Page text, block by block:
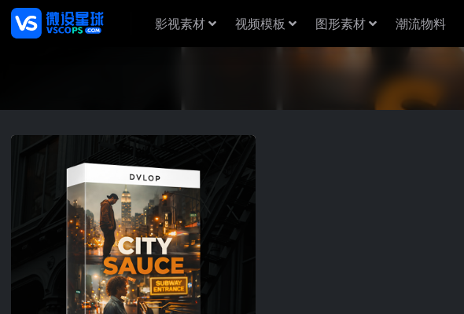
影视素材 视频模板 图形素材 潮流物料